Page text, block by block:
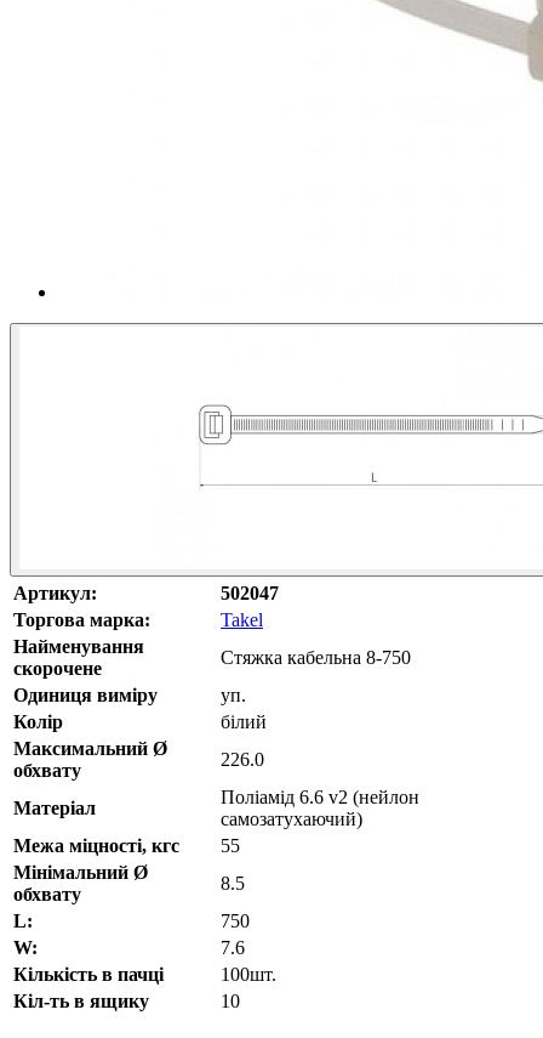
Артикул:
502047
Торгова марка:
Takel
Найменування
скорочене
Стяжка кабельна 8-750
Одиниця виміру
уп.
Колір
білий
Максимальний Ø
обхвату
226.0
Матеріал
Поліамід 6.6 v2 (нейлон
самозатухаючий)
Межа міцності, кгс
55
Мінімальний Ø
обхвату
8.5
L:
750
W:
7.6
Кількість в пачці
100шт.
Кіл-ть в ящику
10